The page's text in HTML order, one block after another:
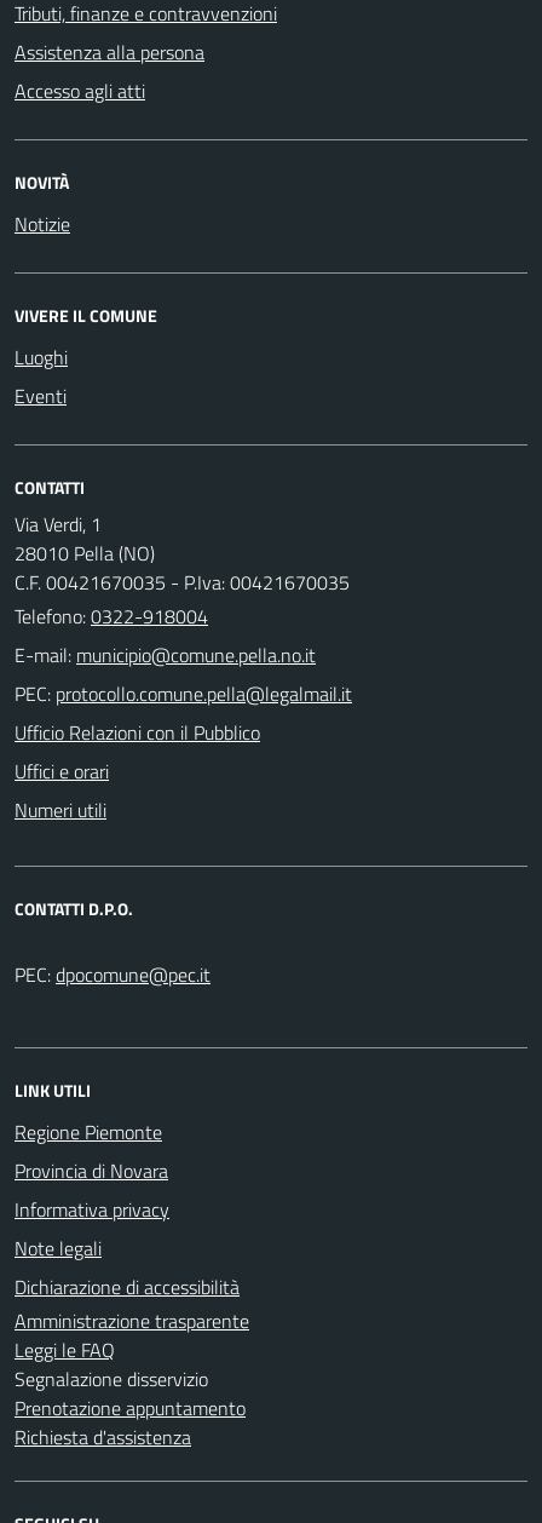
Tributi, finanze e contravvenzioni
Assistenza alla persona
Accesso agli atti
NOVITÀ
Notizie
VIVERE IL COMUNE
Luoghi
Eventi
CONTATTI
Via Verdi, 1
28010 Pella (NO)
C.F. 00421670035 - P.Iva: 00421670035
Telefono:0322-918004
E-mail:
PEC:
Ufficio Relazioni con il Pubblico
Uffici e orari
Numeri utili
CONTATTI D.P.O.
PEC:
LINK UTILI
Regione Piemonte
Provincia di Novara
Informativa privacy
Note legali
Dichiarazione di accessibilità
Amministrazione trasparente
Leggi le FAQ
Segnalazione disservizio
Prenotazione appuntamento
Richiesta d'assistenza